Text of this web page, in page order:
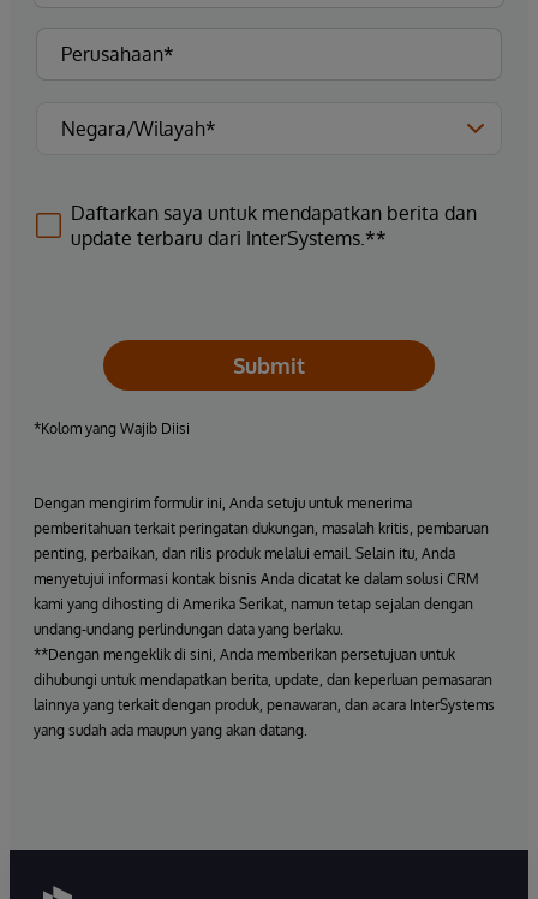
Daftarkan saya untuk mendapatkan berita dan
update terbaru dari InterSystems.**
Submit
*Kolom yang Wajib Diisi
Dengan mengirim formulir ini, Anda setuju untuk menerima
pemberitahuan terkait peringatan dukungan, masalah kritis, pembaruan
penting, perbaikan, dan rilis produk melalui email. Selain itu, Anda
menyetujui informasi kontak bisnis Anda dicatat ke dalam solusi CRM
kami yang dihosting di Amerika Serikat, namun tetap sejalan dengan
undang-undang perlindungan data yang berlaku.
**Dengan mengeklik di sini, Anda memberikan persetujuan untuk
dihubungi untuk mendapatkan berita, update, dan keperluan pemasaran
lainnya yang terkait dengan produk, penawaran, dan acara InterSystems
yang sudah ada maupun yang akan datang.